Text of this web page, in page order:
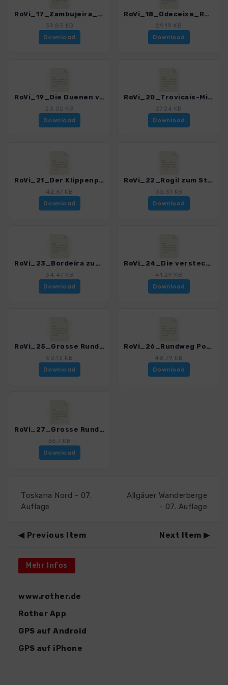
RoVi_17_Zambujeira_Odeceixe_4548_2.gpx
39.83 KB
Download
RoVi_18_Odeceixe_Rogil_4548_2.gpx
29.19 KB
Download
RoVi_19_Die Duenen von Almograve_4548_2.gpx
23.02 KB
Download
RoVi_20_Trovicais-Mira_4548_2.gpx
27.24 KB
Download
RoVi_21_Der Klippenpfad von Odeceixe_4548_2.gpx
42.67 KB
Download
RoVi_22_Rogil zum Strand von Amoreira_4548_2.gpx
33.31 KB
Download
RoVi_23_Bordeira zum Meer_4548_2.gpx
34.47 KB
Download
RoVi_24_Die versteckten Seen von Bordeira_4548_2.gpx
41.29 KB
Download
RoVi_25_Grosse Rundwanderung zur Ponta da Atailaia_4548_2.gpx
50.13 KB
Download
RoVi_26_Rundweg Pontal da Carrapateira_4548_2.gpx
48.79 KB
Download
RoVi_27_Grosse Rundwanderung beim Cabo_4548_2.gpx
36.7 KB
Download
Toskana Nord - 07.
Auflage
Allgäuer Wanderberge
- 07. Auflage
Previous Item Next Item
Mehr Infos
www.rother.de
Rother App
GPS auf Android
GPS auf iPhone